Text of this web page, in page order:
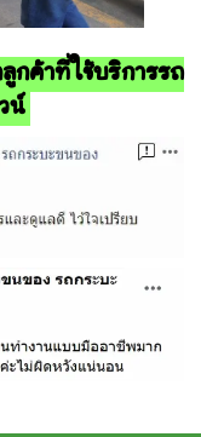
กค้าที่ใช้บริการรถ
น์